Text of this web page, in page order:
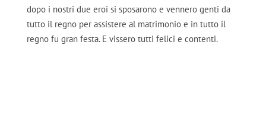
dopo i nostri due eroi si sposarono e vennero genti da
tutto il regno per assistere al matrimonio e in tutto il
regno fu gran festa. E vissero tutti felici e contenti.